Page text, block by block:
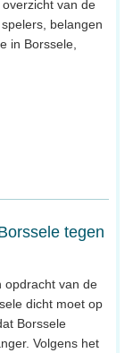
van de
belangen
in Borssele,
tegen
opdracht van de
dicht moet op
Borssele
Volgens het